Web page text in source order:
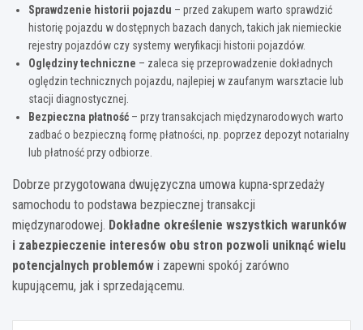
Sprawdzenie historii pojazdu – przed zakupem warto sprawdzić
historię pojazdu w dostępnych bazach danych, takich jak niemieckie
rejestry pojazdów czy systemy weryfikacji historii pojazdów.
Oględziny techniczne – zaleca się przeprowadzenie dokładnych
oględzin technicznych pojazdu, najlepiej w zaufanym warsztacie lub
stacji diagnostycznej.
Bezpieczna płatność – przy transakcjach międzynarodowych warto
zadbać o bezpieczną formę płatności, np. poprzez depozyt notarialny
lub płatność przy odbiorze.
Dobrze przygotowana dwujęzyczna umowa kupna-sprzedaży
samochodu to podstawa bezpiecznej transakcji
międzynarodowej. Dokładne określenie wszystkich warunków
i zabezpieczenie interesów obu stron pozwoli uniknąć wielu
potencjalnych problemów i zapewni spokój zarówno
kupującemu, jak i sprzedającemu.